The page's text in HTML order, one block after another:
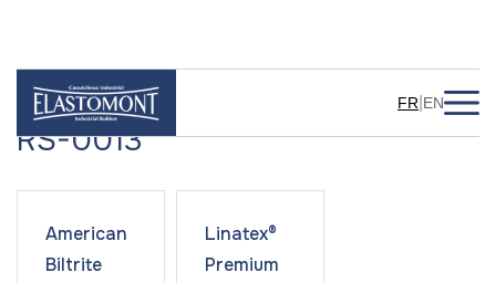
FR EN
RS-0013
American
Biltrite
Linatex®
Premium